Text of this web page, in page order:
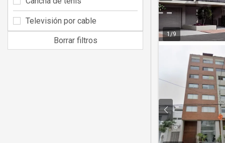
1 /9
Televisión por cable
Borrar filtros